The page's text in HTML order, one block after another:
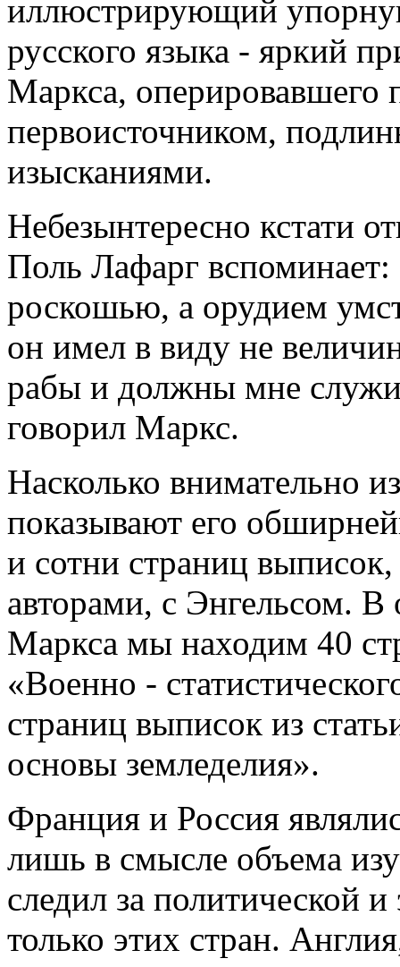
иллюстрирующий
русского языка - яркий
Маркса, оперировавшего
первоисточником,
изысканиями.
Небезынтересно кстати
Поль Лафарг
роскошью, а орудием
он имел в виду не
рабы и должны мне
говорил Маркс.
Насколько внимательно
показывают его
и сотни страниц
авторами, с Энгельсом. В
Маркса мы находим 40
«Военно -
страниц выписок из
основы земледелия».
Франция и Россия
лишь в смысле объема
следил за политической
только этих стран.